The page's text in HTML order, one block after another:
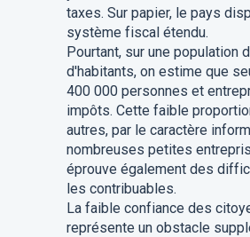
taxes. Sur papier, le pays
système fiscal étendu.
Pourtant, sur une population
d'habitants, on estime que
400 000 personnes et
impôts. Cette faible
autres, par le caractère
nombreuses petites
éprouve également des
les contribuables.
La faible confiance des
représente un obstacle